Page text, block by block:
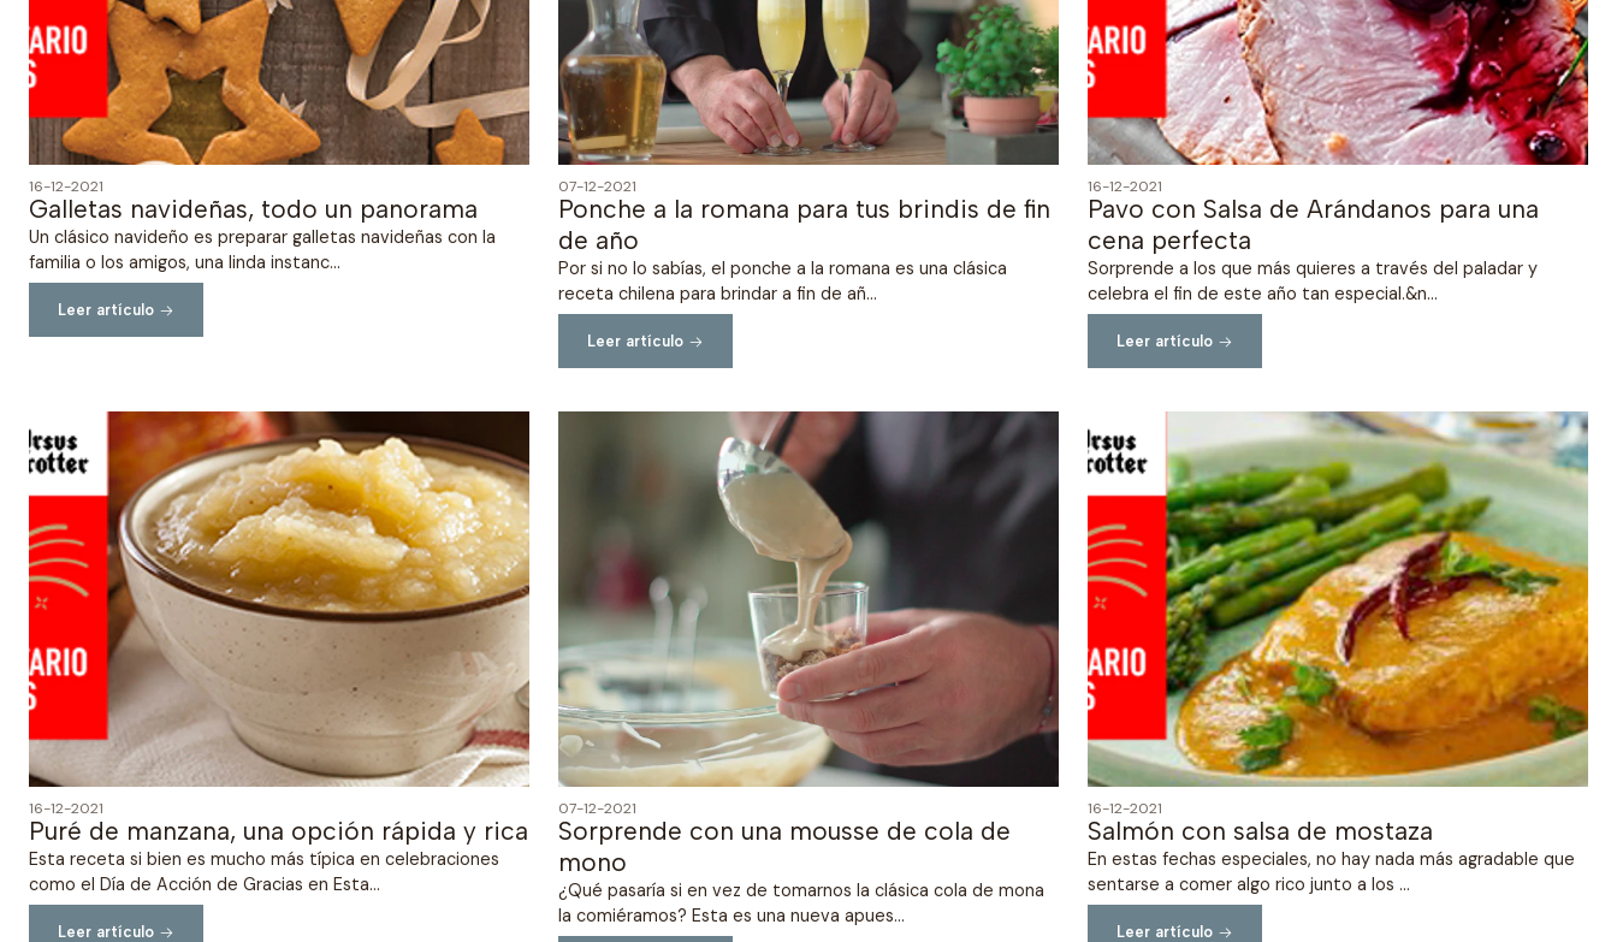
16-12-2021
Galletas navideñas, todo un panorama
Un clásico navideño es preparar galletas navideñas con la
familia o los amigos, una linda instanc...
Leer artículo
07-12-2021
Ponche a la romana para tus brindis de fin
de año
Por si no lo sabías, el ponche a la romana es una clásica
receta chilena para brindar a fin de añ...
Leer artículo
16-12-2021
Pavo con Salsa de Arándanos para una
cena perfecta
Sorprende a los que más quieres a través del paladar y
celebra el fin de este año tan especial.&n...
Leer artículo
16-12-2021
Puré de manzana, una opción rápida y rica
Esta receta si bien es mucho más típica en celebraciones
como el Día de Acción de Gracias en Esta...
Leer artículo
07-12-2021
Sorprende con una mousse de cola de
mono
¿Qué pasaría si en vez de tomarnos la clásica cola de mona
la comiéramos? Esta es una nueva apues...
16-12-2021
Salmón con salsa de mostaza
En estas fechas especiales, no hay nada más agradable que
sentarse a comer algo rico junto a los ...
Leer artículo